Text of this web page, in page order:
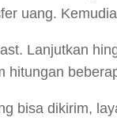
uang.
Lanjutkan
hitungan
bisa dikirim,